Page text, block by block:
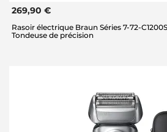
269,90 €
Rasoir électrique Braun Séries 7-72-
Tondeuse de précision